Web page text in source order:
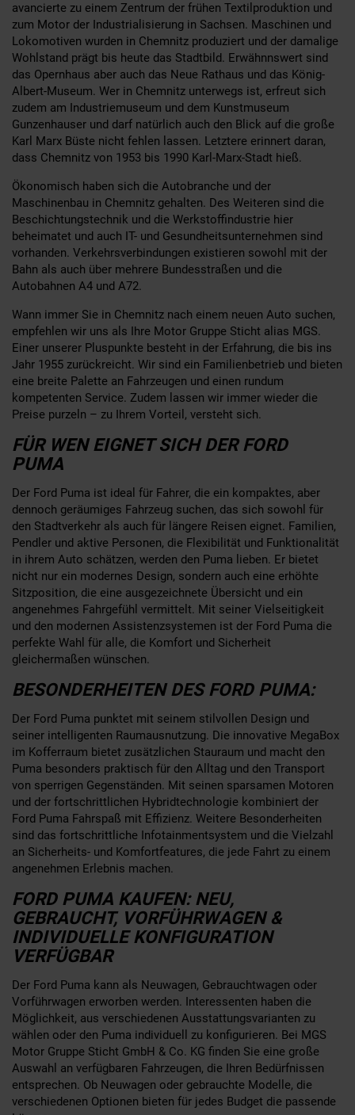
avancierte zu einem Zentrum der frühen Textilproduktion und
zum Motor der Industrialisierung in Sachsen. Maschinen und
Lokomotiven wurden in Chemnitz produziert und der damalige
Wohlstand prägt bis heute das Stadtbild. Erwähnnswert sind
das Opernhaus aber auch das Neue Rathaus und das König-
Albert-Museum. Wer in Chemnitz unterwegs ist, erfreut sich
zudem am Industriemuseum und dem Kunstmuseum
Gunzenhauser und darf natürlich auch den Blick auf die große
Karl Marx Büste nicht fehlen lassen. Letztere erinnert daran,
dass Chemnitz von 1953 bis 1990 Karl-Marx-Stadt hieß.
Ökonomisch haben sich die Autobranche und der
Maschinenbau in Chemnitz gehalten. Des Weiteren sind die
Beschichtungstechnik und die Werkstoffindustrie hier
beheimatet und auch IT- und Gesundheitsunternehmen sind
vorhanden. Verkehrsverbindungen existieren sowohl mit der
Bahn als auch über mehrere Bundesstraßen und die
Autobahnen A4 und A72.
Wann immer Sie in Chemnitz nach einem neuen Auto suchen,
empfehlen wir uns als Ihre Motor Gruppe Sticht alias MGS.
Einer unserer Pluspunkte besteht in der Erfahrung, die bis ins
Jahr 1955 zurückreicht. Wir sind ein Familienbetrieb und bieten
eine breite Palette an Fahrzeugen und einen rundum
kompetenten Service. Zudem lassen wir immer wieder die
Preise purzeln – zu Ihrem Vorteil, versteht sich.
FÜR WEN EIGNET SICH DER FORD
PUMA
Der Ford Puma ist ideal für Fahrer, die ein kompaktes, aber
dennoch geräumiges Fahrzeug suchen, das sich sowohl für
den Stadtverkehr als auch für längere Reisen eignet. Familien,
Pendler und aktive Personen, die Flexibilität und Funktionalität
in ihrem Auto schätzen, werden den Puma lieben. Er bietet
nicht nur ein modernes Design, sondern auch eine erhöhte
Sitzposition, die eine ausgezeichnete Übersicht und ein
angenehmes Fahrgefühl vermittelt. Mit seiner Vielseitigkeit
und den modernen Assistenzsystemen ist der Ford Puma die
perfekte Wahl für alle, die Komfort und Sicherheit
gleichermaßen wünschen.
BESONDERHEITEN DES FORD PUMA:
Der Ford Puma punktet mit seinem stilvollen Design und
seiner intelligenten Raumausnutzung. Die innovative MegaBox
im Kofferraum bietet zusätzlichen Stauraum und macht den
Puma besonders praktisch für den Alltag und den Transport
von sperrigen Gegenständen. Mit seinen sparsamen Motoren
und der fortschrittlichen Hybridtechnologie kombiniert der
Ford Puma Fahrspaß mit Effizienz. Weitere Besonderheiten
sind das fortschrittliche Infotainmentsystem und die Vielzahl
an Sicherheits- und Komfortfeatures, die jede Fahrt zu einem
angenehmen Erlebnis machen.
FORD PUMA KAUFEN: NEU,
GEBRAUCHT, VORFÜHRWAGEN &
INDIVIDUELLE KONFIGURATION
VERFÜGBAR
Der Ford Puma kann als Neuwagen, Gebrauchtwagen oder
Vorführwagen erworben werden. Interessenten haben die
Möglichkeit, aus verschiedenen Ausstattungsvarianten zu
wählen oder den Puma individuell zu konfigurieren. Bei MGS
Motor Gruppe Sticht GmbH & Co. KG finden Sie eine große
Auswahl an verfügbaren Fahrzeugen, die Ihren Bedürfnissen
entsprechen. Ob Neuwagen oder gebrauchte Modelle, die
verschiedenen Optionen bieten für jedes Budget die passende